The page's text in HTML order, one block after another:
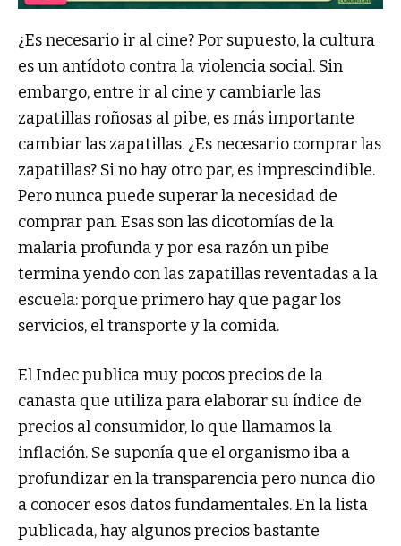
¿Es necesario ir al cine? Por supuesto, la cultura
es un antídoto contra la violencia social. Sin
embargo, entre ir al cine y cambiarle las
zapatillas roñosas al pibe, es más importante
cambiar las zapatillas. ¿Es necesario comprar las
zapatillas? Si no hay otro par, es imprescindible.
Pero nunca puede superar la necesidad de
comprar pan. Esas son las dicotomías de la
malaria profunda y por esa razón un pibe
termina yendo con las zapatillas reventadas a la
escuela: porque primero hay que pagar los
servicios, el transporte y la comida.
El Indec publica muy pocos precios de la
canasta que utiliza para elaborar su índice de
precios al consumidor, lo que llamamos la
inflación. Se suponía que el organismo iba a
profundizar en la transparencia pero nunca dio
a conocer esos datos fundamentales. En la lista
publicada, hay algunos precios bastante